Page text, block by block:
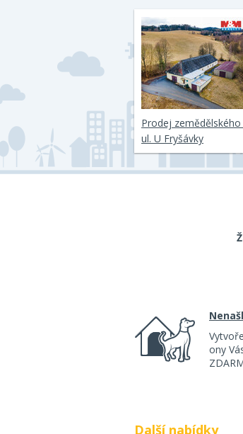
Prodej
ul. U Fryšávky
ony
Další nabídky